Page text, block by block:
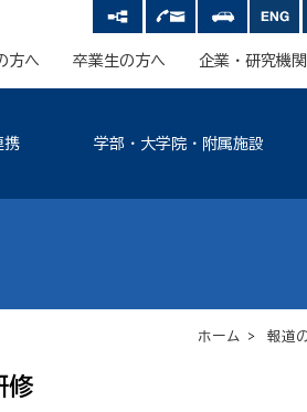
方へ 卒業生の方へ 企業・研究機
携 学部・大学院・附属施設
ホーム > 報道
修